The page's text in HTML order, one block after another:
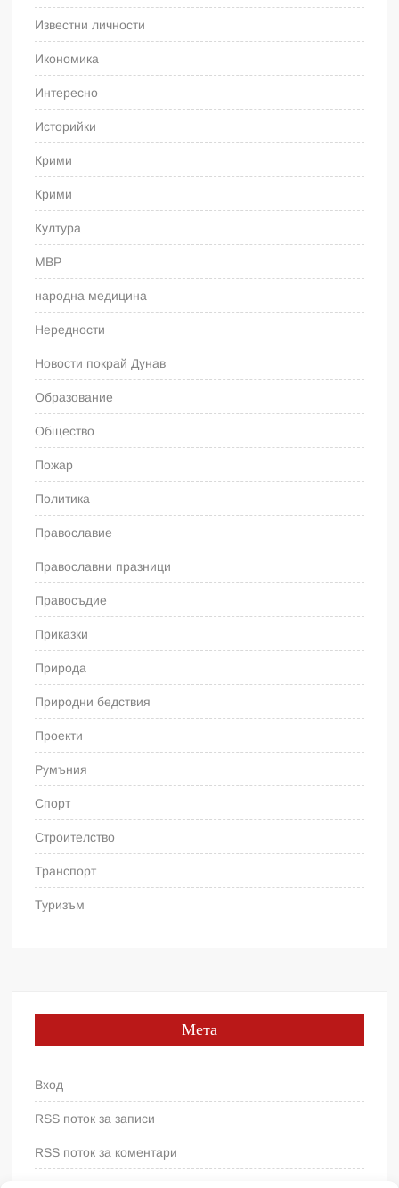
Известни личности
Икономика
Интересно
Историйки
Крими
Крими
Култура
МВР
народна медицина
Нередности
Новости покрай Дунав
Образование
Общество
Пожар
Политика
Православие
Православни празници
Правосъдие
Приказки
Природа
Природни бедствия
Проекти
Румъния
Спорт
Строителство
Транспорт
Туризъм
Мета
Вход
RSS поток за записи
RSS поток за коментари